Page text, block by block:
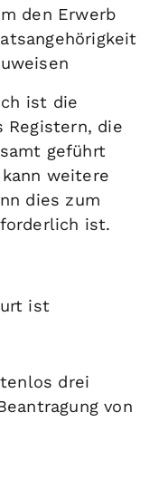
den Erwerb
ist die
Registern, die
geführt
weitere
dies zum
ist.
ist
drei
von